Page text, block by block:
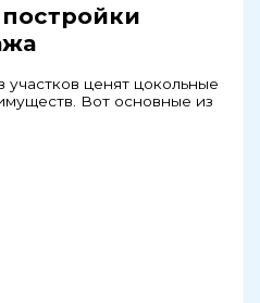
ценят цокольные
Вот основные из